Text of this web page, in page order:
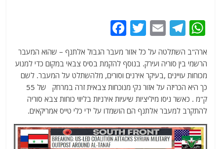
W
at
s
A
p
p
T
el
e
g
ra
m
E
m
ai
l
T
itt
er
c
e
b
o
o
k
ארה"ב השתלטה על כל אזור מעבר הגבול אלתנף – שהוא המעבר
הרשמי בין סוריה ועירק. בנוסף להקמת בסיס צבאי במקום כדי למנוע
מכוחות עויינים ,בעיקר אירנים וסורים, מלהשתלט על המעבר. לשם
כך היא הכריזה על אזור נקי מנוכחות צבאית זרה במרחק של 55
ק"מ . כאשר ניסו מיליציות שיעיות אירניות בליווי כוחות צבא סוריה
להתקרב למעבר אלתנף הם הושמדו על ידי כלי טייס אמריקאים.